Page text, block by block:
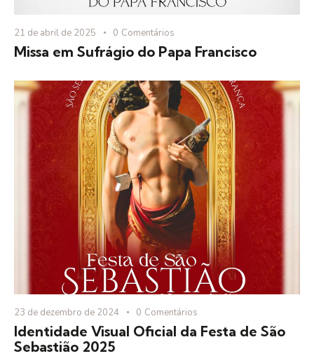
21 de abril de 2025 0 Comentários
Missa em Sufrágio do Papa Francisco
23 de dezembro de 2024 0 Comentários
Identidade Visual Oficial da Festa de São
Sebastião 2025